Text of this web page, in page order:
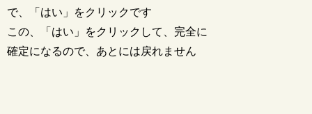
で、「はい」をクリックです
この、「はい」をクリックして、完全に
確定になるので、あとには戻れません